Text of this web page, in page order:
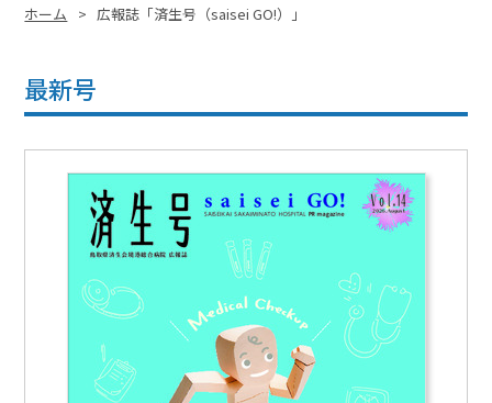
このページの位置:
ホーム > 広報誌「済生号（saisei GO!）」
最新号